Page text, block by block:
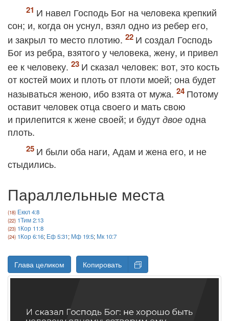
И навел Господь Бог на человека крепкий
сон; и, когда он уснул, взял одно из ребер его,
и закрыл то место плотию.
И создал Господь
Бог из ребра, взятого у человека, жену, и привел
ее к человеку.
И сказал человек: вот, это кость
от костей моих и плоть от плоти моей; она будет
называться женою, ибо взята от мужа.
Потому
оставит человек отца своего и мать свою
и прилепится к жене своей; и будут двое одна
плоть.
И были оба наги, Адам и жена его, и не
стыдились.
Параллельные места
Еккл 4:8
1Тим 2:13
1Кор 11:8
1Кор 6:16; Еф 5:31; Мф 19:5; Мк 10:7
Глава целиком Копировать